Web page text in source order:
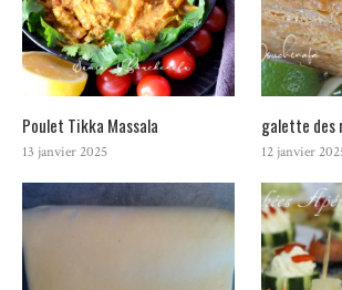
Poulet Tikka Massala
13 janvier 2025
galette des
12 janvier